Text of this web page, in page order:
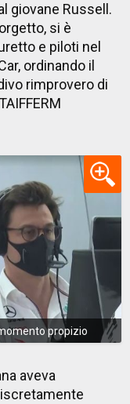
giovane Russell.
si è
e piloti nel
ordinando il
rimprovero di
propizio
aveva